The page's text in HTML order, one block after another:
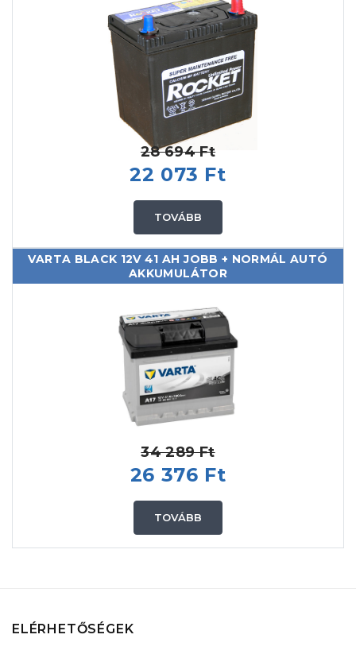
28 694 Ft
22 073 Ft
TOVÁBB
VARTA BLACK 12V 41 AH JOBB + NORMÁL AUTÓ
AKKUMULÁTOR
34 289 Ft
26 376 Ft
TOVÁBB
ELÉRHETŐSÉGEK